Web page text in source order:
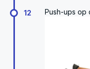
12 Push-ups op